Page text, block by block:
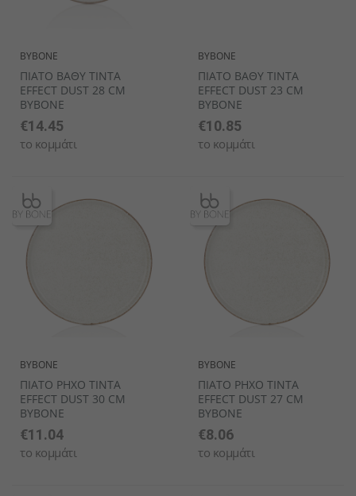
BYBONE
ΠΙΑΤΟ ΒΑΘΥ TINTA
EFFECT DUST 28 CM
BYBONE
€14.45
το κομμάτι
BYBONE
ΠΙΑΤΟ ΒΑΘΥ TINTA
EFFECT DUST 23 CM
BYBONE
€10.85
το κομμάτι
BYBONE
ΠΙΑΤΟ ΡΗΧΟ TINTA
EFFECT DUST 30 CM
BYBONE
€11.04
το κομμάτι
BYBONE
ΠΙΑΤΟ ΡΗΧΟ TINTA
EFFECT DUST 27 CM
BYBONE
€8.06
το κομμάτι